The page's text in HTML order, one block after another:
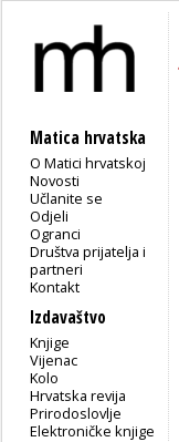
Matica hrvatska
O Matici hrvatskoj
Novosti
Učlanite se
Odjeli
Ogranci
Društva prijatelja i
partneri
Kontakt
Izdavaštvo
Knjige
Vijenac
Kolo
Hrvatska revija
Prirodoslovlje
Elektroničke knjige